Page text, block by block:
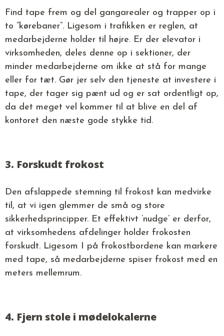
Find tape frem og del gangarealer og trapper op i
to ”kørebaner”. Ligesom i trafikken er reglen, at
medarbejderne holder til højre. Er der elevator i
virksomheden, deles denne op i sektioner, der
minder medarbejderne om ikke at stå for mange
eller for tæt. Gør jer selv den tjeneste at investere i
tape, der tager sig pænt ud og er sat ordentligt op,
da det meget vel kommer til at blive en del af
kontoret den næste gode stykke tid.
3. Forskudt frokost
Den afslappede stemning til frokost kan medvirke
til, at vi igen glemmer de små og store
sikkerhedsprincipper. Et effektivt ’nudge’ er derfor,
at virksomhedens afdelinger holder frokosten
forskudt. Ligesom I på frokostbordene kan markere
med tape, så medarbejderne spiser frokost med en
meters mellemrum.
4. Fjern stole i mødelokalerne